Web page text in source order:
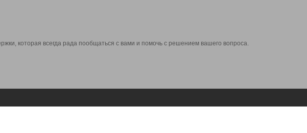
которая всегда рада пообщаться с вами и помочь с решением вашего вопроса.